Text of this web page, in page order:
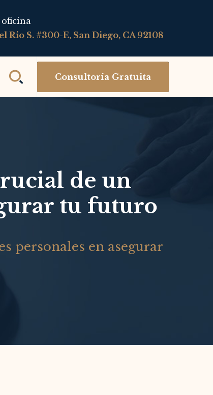
Rio S. #300-E, San Diego, CA 92108
Consultoría Gratuita
de un
tu futuro
personales en asegurar